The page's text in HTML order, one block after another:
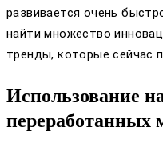
развивается очень
найти множество
тренды, которые сейчас
Использование
переработанных